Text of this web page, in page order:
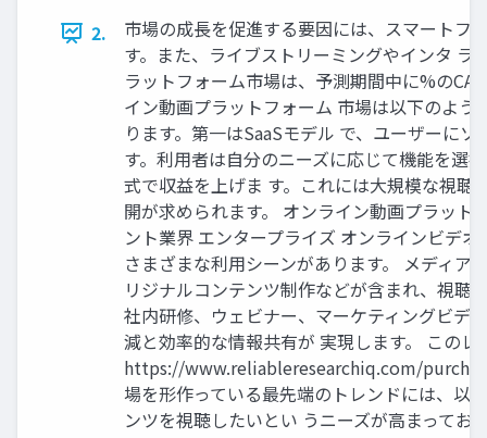
2.
市場の成長を促進する要因には、スマートフ
す。また、ライブストリーミングやインタ
ラットフォーム市場は、予測期間中に%の
イン動画プラットフォーム 市場は以下のよ
ります。第一はSaaSモデル で、ユーザーに
す。利用者は自分のニーズに応じて機能を選
式で収益を上げま す。これには大規模な視
開が求められます。 オンライン動画プラッ
ント業界 エンタープライズ オンラインビデ
さまざまな利用シーンがあります。 メディ
リジナルコンテンツ制作などが含まれ、視聴
社内研修、ウェビナー、マーケティングビデ
減と効率的な情報共有が 実現します。 この
https://www.reliableresearchiq.com/
場を形作っている最先端のトレンドには、以
ンツを視聴したいとい うニーズが高まって